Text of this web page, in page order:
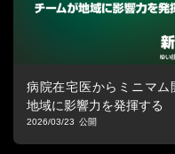
・代行活用で1年で医師7名
皆川 真琴 氏
メディカルインフォマティ
5年
會澤 尚悟 氏
病院在宅医からミニマ
地域に影響力を発揮する
2026/03/23